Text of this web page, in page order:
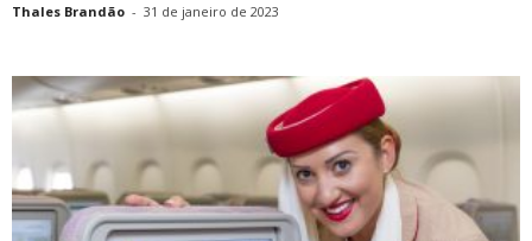
Thales Brandão - 31 de janeiro de 2023